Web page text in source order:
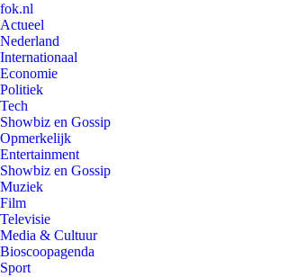
fok.nl
Actueel
Nederland
Internationaal
Economie
Politiek
Tech
Showbiz en Gossip
Opmerkelijk
Entertainment
Showbiz en Gossip
Muziek
Film
Televisie
Media & Cultuur
Bioscoopagenda
Sport